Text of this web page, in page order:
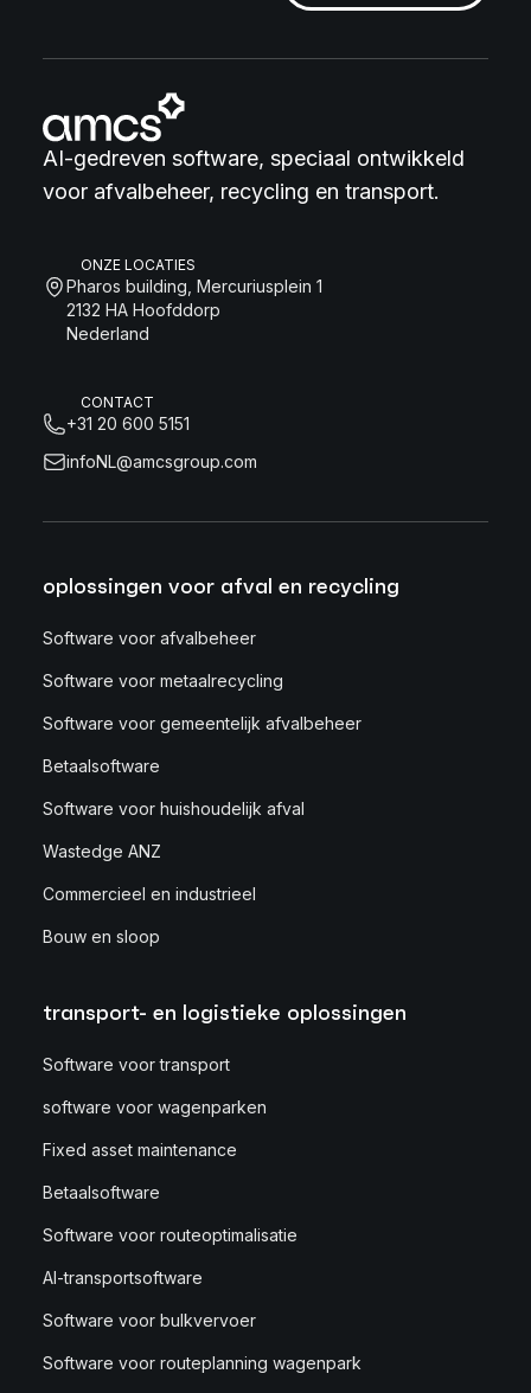
AI-gedreven software, speciaal ontwikkeld
voor afvalbeheer, recycling en transport.
ONZE LOCATIES
Pharos building, Mercuriusplein 1
2132 HA Hoofddorp
Nederland
CONTACT
+31 20 600 5151
infoNL@amcsgroup.com
oplossingen voor afval en recycling
Software voor afvalbeheer
Software voor metaalrecycling
Software voor gemeentelijk afvalbeheer
Betaalsoftware
Software voor huishoudelijk afval
Wastedge ANZ
Commercieel en industrieel
Bouw en sloop
transport- en logistieke oplossingen
Software voor transport
software voor wagenparken
Fixed asset maintenance
Betaalsoftware
Software voor routeoptimalisatie
AI-transportsoftware
Software voor bulkvervoer
Software voor routeplanning wagenpark